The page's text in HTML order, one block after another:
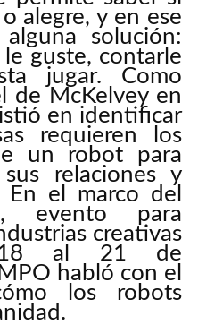
alegre, y en ese
solución:
guste, contarle
jugar. Como
de McKelvey en
en identificar
requieren los
un robot para
relaciones y
En el marco del
evento para
creativas
18 al 21 de
habló con el
los robots